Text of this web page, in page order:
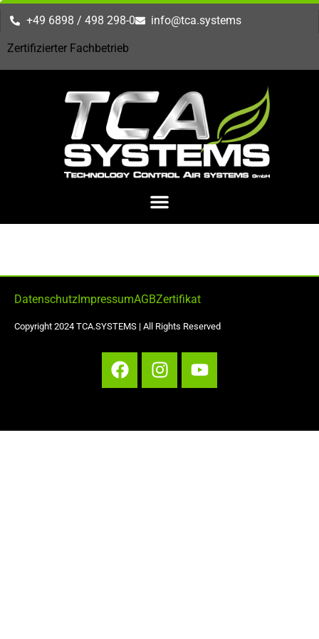
+49 6898 / 498 298-0 info@tca.systems
Zertifizierter Fachbetrieb
DatenschutzImpressumAGBZertifikat
Copyright 2024 TCA.SYSTEMS | All Rights Reserved